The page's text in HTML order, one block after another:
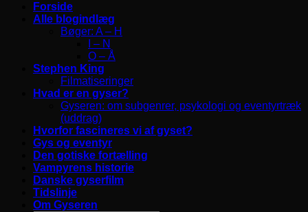
Forside
Alle blogindlæg
Bøger: A – H
I – N
O – Å
Stephen King
Filmatiseringer
Hvad er en gyser?
Gyseren: om subgenrer, psykologi og eventyrtræk
(uddrag)
Hvorfor fascineres vi af gyset?
Gys og eventyr
Den gotiske fortælling
Vampyrens historie
Danske gyserfilm
Tidslinje
Om Gyseren